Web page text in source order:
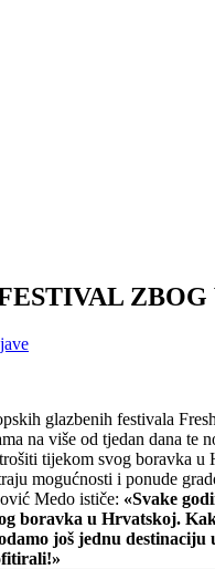
glazbenih festivala
na više od tjedan dana
tijekom svog boravka u
mogućnosti i ponude
Medo ističe: «Svake
boravka u Hrvatskoj.
još jednu